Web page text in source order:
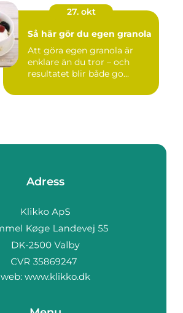
27. okt
Så här gör du egen granola
Att göra egen granola är
enklare än du tror – och
resultatet blir både go...
Adress
web: www.klikko.dk